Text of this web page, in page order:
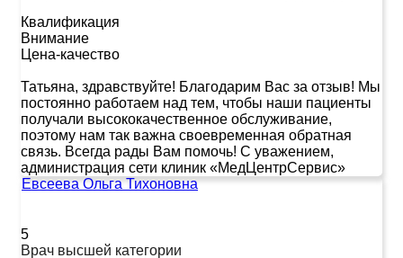
Квалификация
Внимание
Цена-качество
Татьяна, здравствуйте! Благодарим Вас за отзыв! Мы
постоянно работаем над тем, чтобы наши пациенты
получали высококачественное обслуживание,
поэтому нам так важна своевременная обратная
связь. Всегда рады Вам помочь! С уважением,
администрация сети клиник «МедЦентрСервис»
Евсеева Ольга Тихоновна
5
Врач высшей категории